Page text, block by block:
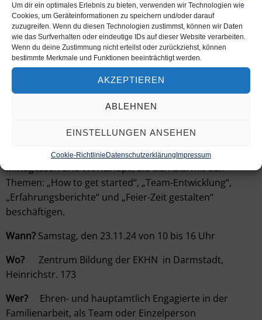
Um dir ein optimales Erlebnis zu bieten, verwenden wir Technologien wie
Cookies, um Geräteinformationen zu speichern und/oder darauf
zuzugreifen. Wenn du diesen Technologien zustimmst, können wir Daten
wie das Surfverhalten oder eindeutige IDs auf dieser Website verarbeiten.
Wenn du deine Zustimmung nicht erteilst oder zurückziehst, können
bestimmte Merkmale und Funktionen beeinträchtigt werden.
AKZEPTIEREN
ABLEHNEN
EINSTELLUNGEN ANSEHEN
Cookie-RichtlinieDatenschutzerklärungImpressum
Eltern, aber auch Pat:innen, Großeltern oder z.B.
Nachbar:innen sind herzlich eingeladen, mitzumachen.
Sie ist Kirche für die ganze Familie.
Du willst Kirche kunterbunt kennenlernen? Dann bist du
hier genau richtig: der Inspirationstag ist gedacht für
ehren- und hauptamtlich Interessierte aus den
Bistümern Mainz, Limburg, der evangelischen
Nachdem wir an diesem Tag Kirche Kunterbunt im
eigenen Tun kennengelernt haben gibt es ein
Mittagessen und Workshops, die sich u.a. mit den
Themen: „How to get started“, „Team-Entwicklung“,
„Erfahrungsberichte“ und „Feier-Zeit gestalten“
beschäftigen.
Wann? Samstag, den 23.11.24 von 10 bis 16 Uhr
Wo? Zentrum Bildung der EKHN in Darmstadt,
Heinrichstr. 173
Wer? Ehren- und hauptamtlich Engagierte in der
Familienarbeit, als Team oder Einzelperson